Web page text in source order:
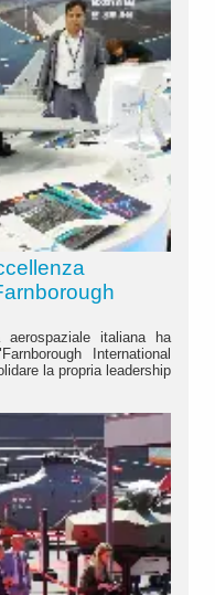
italiana ha
International
la propria leadership